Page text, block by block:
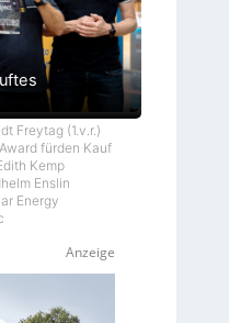
Freytag (1.v.r.)
fürden Kauf
Kemp
Enslin
Energy
Anzeige